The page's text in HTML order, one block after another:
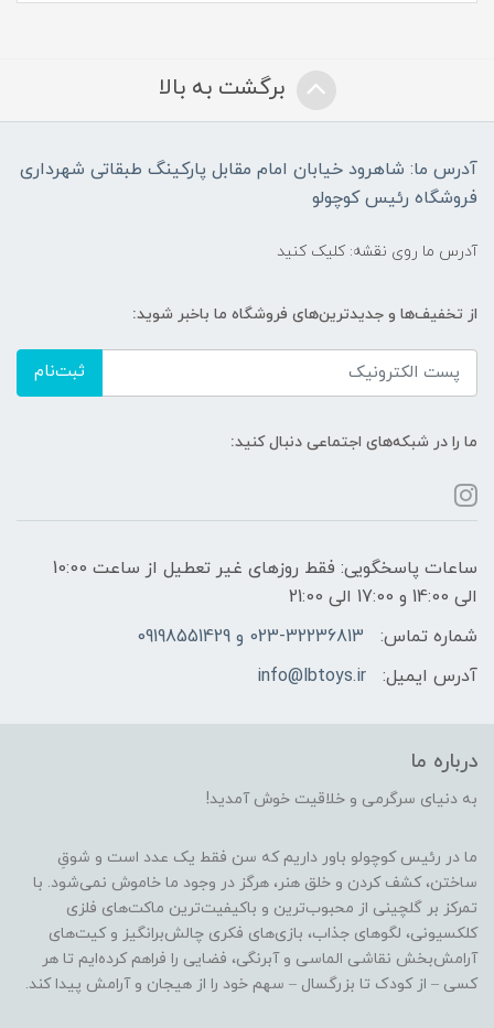
برگشت به بالا
آدرس ما: شاهرود خیابان امام مقابل پارکینگ طبقاتی شهرداری
فروشگاه رئیس کوچولو
آدرس ما روی نقشه: کلیک کنید
از تخفیف‌ها و جدیدترین‌های فروشگاه ما باخبر شوید:
ثبت‌نام
ما را در شبکه‌های اجتماعی دنبال کنید:
ساعات پاسخگویی: فقط روزهای غیر تعطیل از ساعت 10:00
الی 14:00 و 17:00 الی 21:00
شماره تماس:
023-32236813 و 09198551429
آدرس ایمیل:
info@lbtoys.ir
درباره ما
به دنیای سرگرمی و خلاقیت خوش آمدید!
ما در رئیس کوچولو باور داریم که سن فقط یک عدد است و شوقِ
ساختن، کشف کردن و خلق هنر، هرگز در وجود ما خاموش نمی‌شود. با
تمرکز بر گلچینی از محبوب‌ترین و باکیفیت‌ترین ماکت‌های فلزی
کلکسیونی، لگوهای جذاب، بازی‌های فکری چالش‌برانگیز و کیت‌های
آرامش‌بخش نقاشی الماسی و آبرنگی، فضایی را فراهم کرده‌ایم تا هر
کسی – از کودک تا بزرگسال – سهم خود را از هیجان و آرامش پیدا کند.